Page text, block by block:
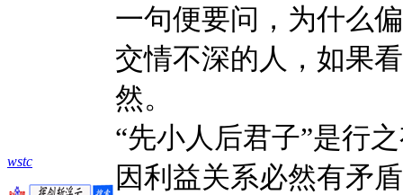
wstc
一句便要问，为什么
交情不深的人，如果
然。
“先小人后君子”是行
因利益关系必然有矛